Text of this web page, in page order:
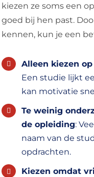
kiezen ze soms een
goed bij hen past.
kennen, kun je een
Alleen kiezen
Een studie lijkt
kan motivatie
Te weinig
de opleiding:
naam van de
opdrachten.
Kiezen omdat